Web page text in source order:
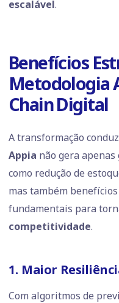
escalável.
Benefícios
Metodologia
Chain Digital
A transformação
Appia não gera
como redução de
mas também benefícios
fundamentais para
competitividade.
1. Maior
Com algoritmos de